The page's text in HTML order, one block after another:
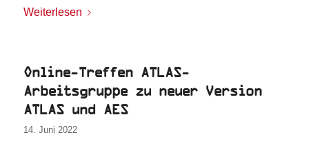
Weiterlesen
Online-Treffen ATLAS-
Arbeitsgruppe zu neuer Version
ATLAS und AES
14. Juni 2022